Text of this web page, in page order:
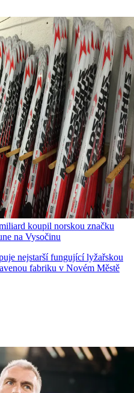
koupil norskou značku
na Vysočinu
nejstarší fungující lyžařskou
fabriku v Novém Městě